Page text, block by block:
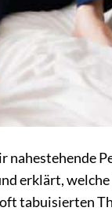
nahestehende
erklärt,
tabuisierten